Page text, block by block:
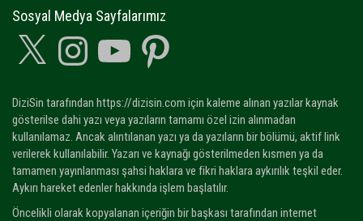
Sosyal Medya Sayfalarımız
Instagram YouTube Pinterest
DiziSin tarafından https://dizisin.com için kaleme alınan yazılar kaynak
gösterilse dahi yazı veya yazıların tamamı özel izin alınmadan
kullanılamaz. Ancak alıntılanan yazı ya da yazıların bir bölümü, aktif link
verilerek kullanılabilir. Yazarı ve kaynağı gösterilmeden kısmen ya da
tamamen yayınlanması şahsi haklara ve fikri haklara aykırılık teşkil eder.
Aykırı hareket edenler hakkında işlem başlatılır.
Öncelikli olarak kopyalanan içeriğin bir başkası tarafından internet